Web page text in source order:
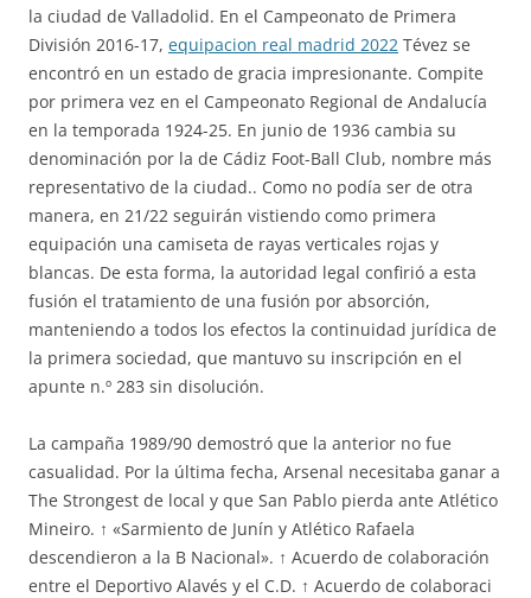
la ciudad de Valladolid. En el Campeonato de Primera
División 2016-17, equipacion real madrid 2022 Tévez se
encontró en un estado de gracia impresionante. Compite
por primera vez en el Campeonato Regional de Andalucía
en la temporada 1924-25. En junio de 1936 cambia su
denominación por la de Cádiz Foot-Ball Club, nombre más
representativo de la ciudad.. Como no podía ser de otra
manera, en 21/22 seguirán vistiendo como primera
equipación una camiseta de rayas verticales rojas y
blancas. De esta forma, la autoridad legal confirió a esta
fusión el tratamiento de una fusión por absorción,
manteniendo a todos los efectos la continuidad jurídica de
la primera sociedad, que mantuvo su inscripción en el
apunte n.º 283 sin disolución.
La campaña 1989/90 demostró que la anterior no fue
casualidad. Por la última fecha, Arsenal necesitaba ganar a
The Strongest de local y que San Pablo pierda ante Atlético
Mineiro. ↑ «Sarmiento de Junín y Atlético Rafaela
descendieron a la B Nacional». ↑ Acuerdo de colaboración
entre el Deportivo Alavés y el C.D. ↑ Acuerdo de colaboraci